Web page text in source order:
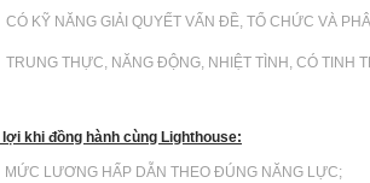
CÓ KỸ NĂNG GIẢI QUYẾT VẤN ĐỀ, TỔ CHỨC VÀ
TRUNG THỰC, NĂNG ĐỘNG, NHIỆT TÌNH, CÓ TINH
lợi khi đồng hành cùng Lighthouse:
MỨC LƯƠNG HẤP DẪN THEO ĐÚNG NĂNG LỰC;